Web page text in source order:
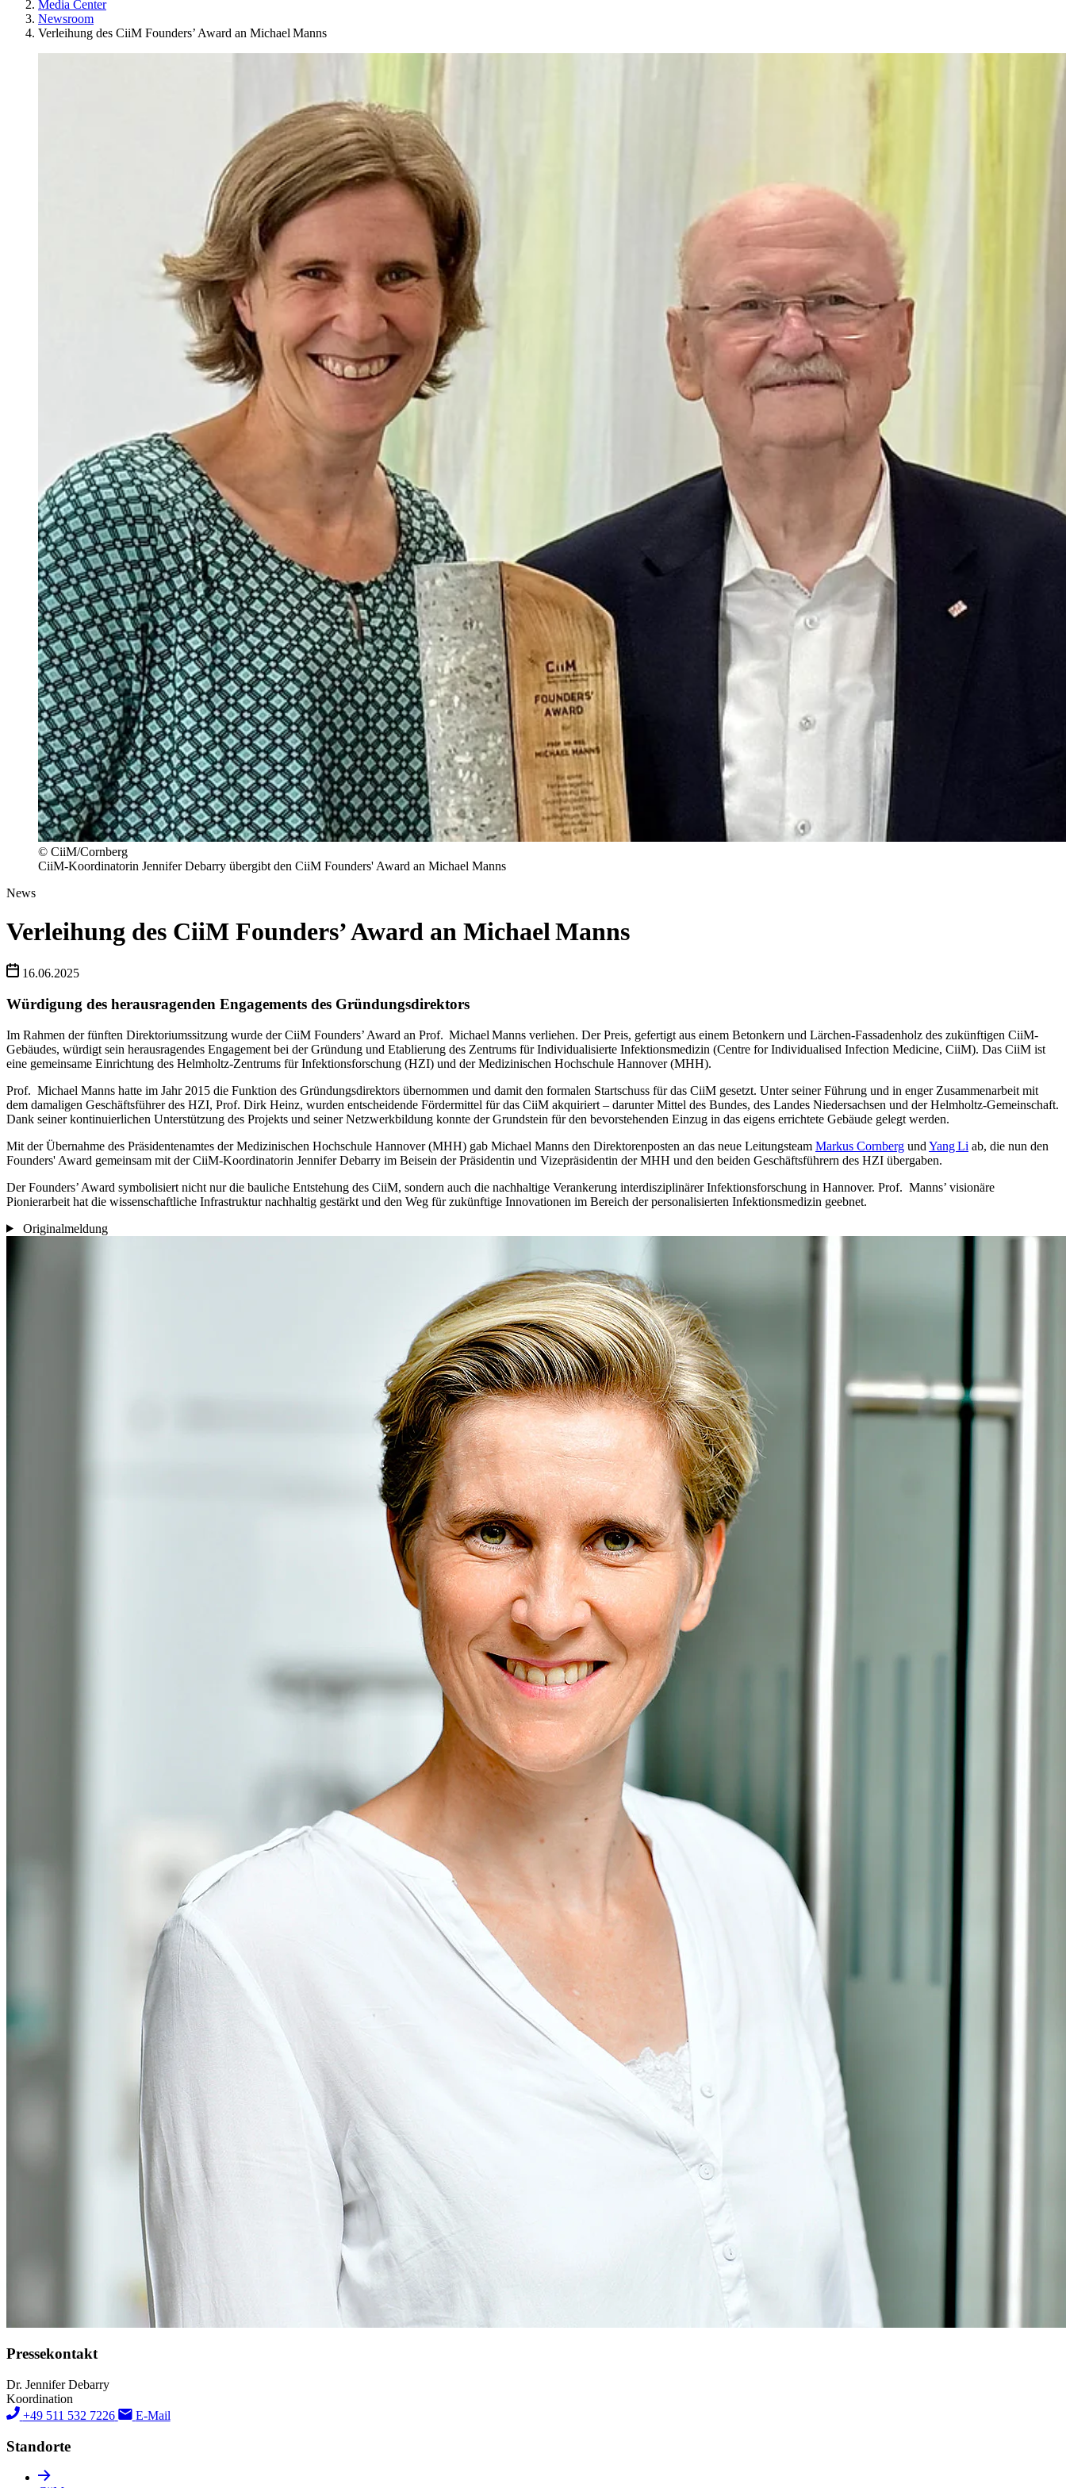
Media Center
Newsroom
Verleihung des CiiM Founders’ Award an Michael Manns
© CiiM/Cornberg
CiiM-Koordinatorin Jennifer Debarry übergibt den CiiM Founders' Award an Michael Manns
News
Verleihung des CiiM Founders’ Award an Michael Manns
16.06.2025
Würdigung des herausragenden Engagements des Gründungsdirektors
Im Rahmen der fünften Direktoriumssitzung wurde der CiiM Founders’ Award an Prof. Michael Manns verliehen. Der Preis, gefertigt aus einem Betonkern und Lärchen-Fassadenholz des zukünftigen CiiM-
Gebäudes, würdigt sein herausragendes Engagement bei der Gründung und Etablierung des Zentrums für Individualisierte Infektionsmedizin (Centre for Individualised Infection Medicine, CiiM). Das CiiM ist
eine gemeinsame Einrichtung des Helmholtz-Zentrums für Infektionsforschung (HZI) und der Medizinischen Hochschule Hannover (MHH).
Prof. Michael Manns hatte im Jahr 2015 die Funktion des Gründungsdirektors übernommen und damit den formalen Startschuss für das CiiM gesetzt. Unter seiner Führung und in enger Zusammenarbeit mit
dem damaligen Geschäftsführer des HZI, Prof. Dirk Heinz, wurden entscheidende Fördermittel für das CiiM akquiriert – darunter Mittel des Bundes, des Landes Niedersachsen und der Helmholtz-Gemeinschaft.
Dank seiner kontinuierlichen Unterstützung des Projekts und seiner Netzwerkbildung konnte der Grundstein für den bevorstehenden Einzug in das eigens errichtete Gebäude gelegt werden.
Mit der Übernahme des Präsidentenamtes der Medizinischen Hochschule Hannover (MHH) gab Michael Manns den Direktorenposten an das neue Leitungsteam Markus Cornberg und Yang Li ab, die nun den
Founders' Award gemeinsam mit der CiiM-Koordinatorin Jennifer Debarry im Beisein der Präsidentin und Vizepräsidentin der MHH und den beiden Geschäftsführern des HZI übergaben.
Der Founders’ Award symbolisiert nicht nur die bauliche Entstehung des CiiM, sondern auch die nachhaltige Verankerung interdisziplinärer Infektionsforschung in Hannover. Prof. Manns’ visionäre
Pionierarbeit hat die wissenschaftliche Infrastruktur nachhaltig gestärkt und den Weg für zukünftige Innovationen im Bereich der personalisierten Infektionsmedizin geebnet.
Originalmeldung
Pressekontakt
Dr. Jennifer Debarry
Koordination
+49 511 532 7226
E-Mail
Standorte